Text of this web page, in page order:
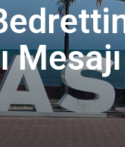
Mesajı